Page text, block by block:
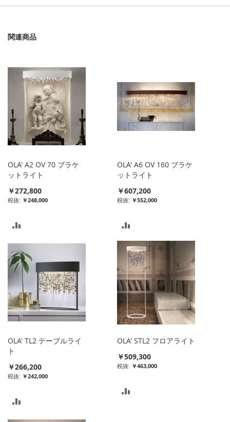
関連商品
OLA' A2 OV 70 ブラケ
ットライト
￥272,800
￥248,000
較
リ
ス
ト
に
る
OLA' A6 OV 160 ブラケ
ットライト
￥607,200
￥552,000
較
リ
ス
ト
に
る
OLA' TL2 テーブルライ
ト
￥266,200
￥242,000
較
OLA' STL2 フロアライト
￥509,300
￥463,000